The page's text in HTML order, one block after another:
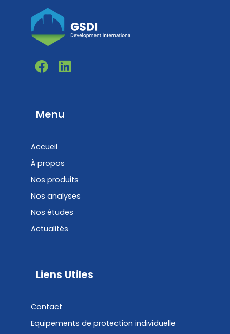
F
a
b
o
L
i
e
Menu
Accueil
À propos
Nos produits
Nos analyses
Nos études
Actualités
Liens Utiles
Contact
Equipements de protection individuelle